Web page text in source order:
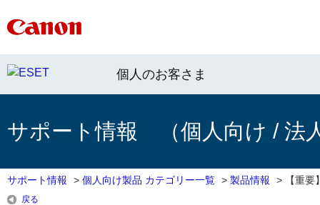
個人のお客さま
サポート情報 （個人向け / 法
サポート情報 > 個人向け製品 カテゴリー一覧 > 製品情報 > 【重
戻る